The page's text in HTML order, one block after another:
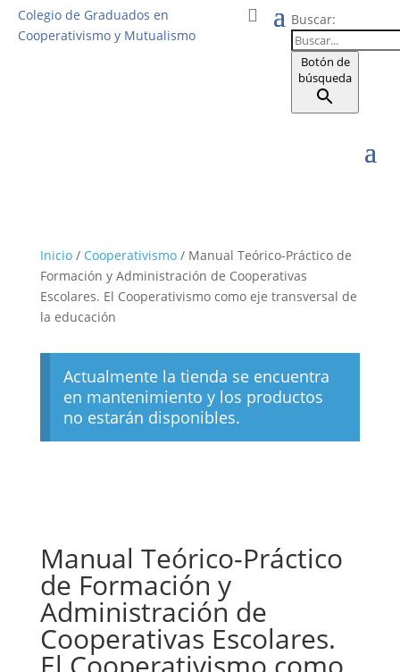
Colegio de Graduados en
Cooperativismo y Mutualismo
Buscar:
Botón de
búsqueda
Inicio/ Cooperativismo/ Manual Teórico-Práctico de
Formación y Administración de Cooperativas
Escolares. El Cooperativismo como eje transversal de
la educación
Actualmente la tienda se encuentra
en mantenimiento y los productos
no estarán disponibles.
Manual Teórico-Práctico
de Formación y
Administración de
Cooperativas Escolares.